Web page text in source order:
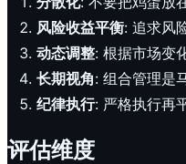
风险收益平衡: 追求风
动态调整: 根据市场变
长期视角: 组合管理是
纪律执行: 严格执行再
评估维度